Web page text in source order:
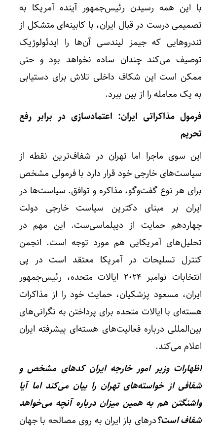
با این همه رسیدن رئیس‌جمهور آینده آمریکا به
تصمیمی درست در قبال ایران، با کابینه‌ای متشکل از
تندروهایی که جیمز لیندسی آن‌ها را ایدئولوژیک
توصیف می‌کند چندان ساده نخواهد بود و حتی
ممکن است این شکاف داخلی تلاش برای دستیابی
به یک معامله را از بین ببرد.
فرمول مذاکراتی ایران: اعتمادسازی در برابر رفع
تحریم
این سوی ماجرا اما تهران در شفاف‌ترین نقطه از
سیاست‌های خارجی خود قرار دارد با فرمولی مشخص
برای هر نوع گفت‌وگو، مذاکره و توافق. سیاست‌ها در
ایران بر مبنای دکترین سیاست خارجی دولت
چهاردهم حمایت از دیپلماسی‌ست. این مهم در
تحلیل‌های آمریکایی هم مورد توجه است. انجمن
کنترل تسلیحات در آمریکا معتقد است در پی
انتخابات نوامبر ۲۰۲۴ ایالات متحده، رئیس‌جمهور
ایران، مسعود پزشکیان، حمایت خود را از مذاکرات
هسته‌ای با ایالات متحده برای پرداختن به نگرانی‌های
بین‌المللی درباره فعالیت‌های هسته‌ای پیشرفته ایران
اعلام می‌کند.
اظهارات وزیر امور خارجه ایران کدهای مشخص و
شفافی از خواسته‌های تهران را بیان می‌کند اما آیا
واشنگتن هم به همین میزان درباره آنچه می‌خواهد
شفاف است؟درهای باز ایران به روی مصالحه با جهان